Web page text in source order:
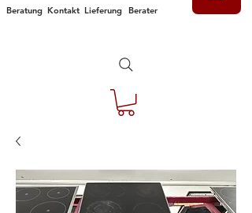
Beratung Kontakt Lieferung Berater